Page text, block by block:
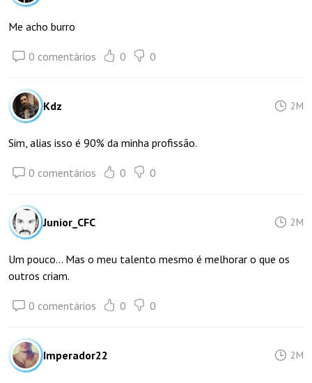
Me acho burro
0 comentários 0 0
Kdz 2M
Sim, alias isso é 90% da minha profissão.
0 comentários 0 0
Junior_CFC 2M
Um pouco... Mas o meu talento mesmo é melhorar o que os
outros criam.
0 comentários 0 0
Imperador22 2M